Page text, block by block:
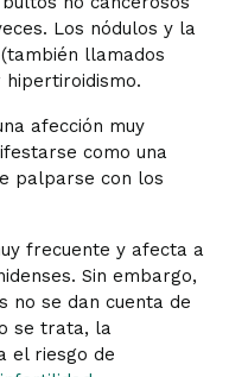
Los nódulos y la
llamados
hipertiroidismo.
afección muy
como una
palparse con los
frecuente y afecta a
Sin embargo,
no se dan cuenta de
se trata, la
el riesgo de